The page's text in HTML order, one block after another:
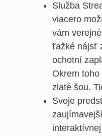
Služba
viacero
vám
ťažké nájsť
ochotní
Okrem
zlaté šou.
Svoje